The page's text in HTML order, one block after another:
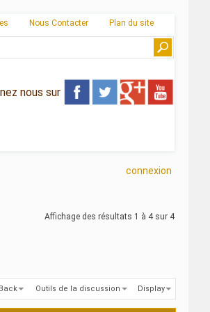
Nous Contacter Plan du site
nous sur
connexion
Affichage des résultats 1 à 4 sur 4
Outils de la discussion Display